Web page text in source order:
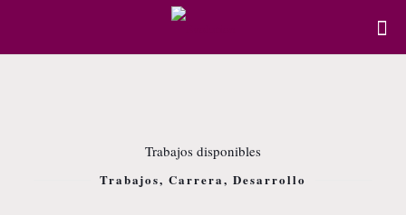
Trabajos disponibles
Trabajos, Carrera, Desarrollo